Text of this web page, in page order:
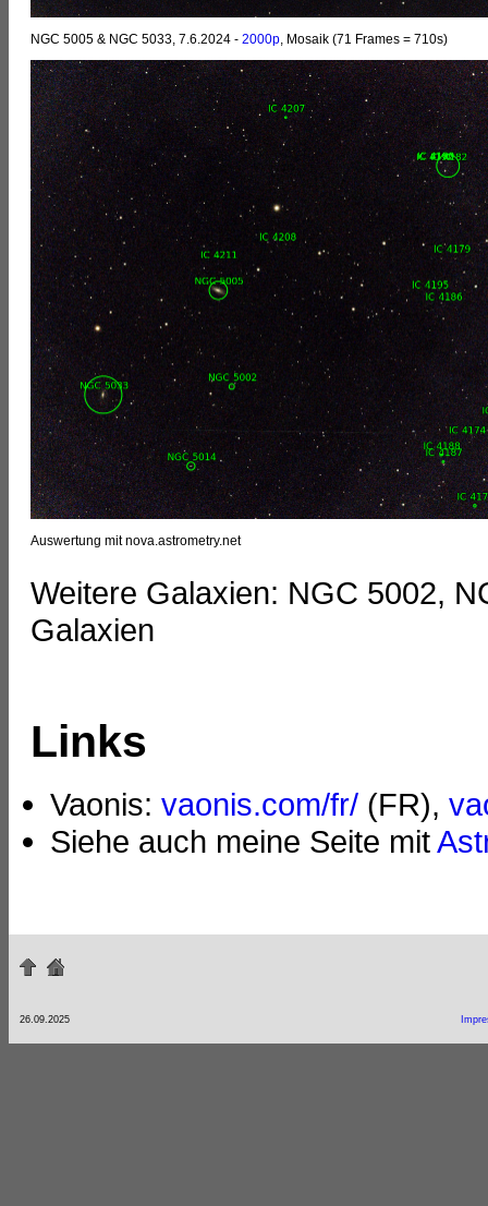
NGC 5005 & NGC 5033, 7.6.2024 - 2000p , Mosaik (71 Frames = 710s)
Auswertung mit nova.astrometry.net
Weitere Galaxien: NGC 5002,
Galaxien
Links
Vaonis: vaonis.com/fr/ (FR),
Siehe auch meine Seite mit
26.09.2025